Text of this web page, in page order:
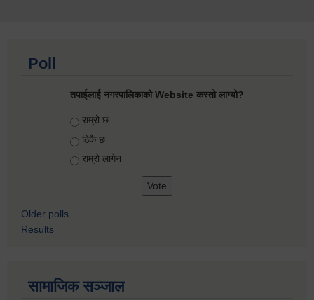
Poll
तपाईलाई नगरपालिकाको Website कस्तो लाग्यो?
Choices
राम्रो छ
ठिकै छ
राम्रो लागेन
Older polls
Results
सामाजिक सञ्जाल